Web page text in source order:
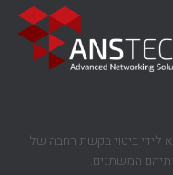
למעלה מ20 שנים, הבא לידי ביטוי בקשת רחבה של
המשתנים.